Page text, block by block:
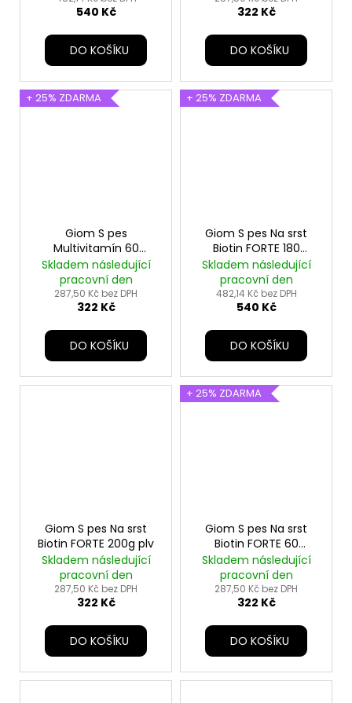
540 Kč
DO KOŠÍKU
322 Kč
DO KOŠÍKU
+ 25% ZDARMA
Giom S pes
Multivitamín 60
tbl+25% zdarma
Skladem následující
pracovní den
287,50 Kč bez DPH
322 Kč
DO KOŠÍKU
+ 25% ZDARMA
Giom S pes Na srst
Biotin FORTE 180
tbl+25% zdarma
Skladem následující
pracovní den
482,14 Kč bez DPH
540 Kč
DO KOŠÍKU
Giom S pes Na srst
Biotin FORTE 200g plv
Skladem následující
pracovní den
287,50 Kč bez DPH
322 Kč
DO KOŠÍKU
+ 25% ZDARMA
Giom S pes Na srst
Biotin FORTE 60
tbl+25% zdarma
Skladem následující
pracovní den
287,50 Kč bez DPH
322 Kč
DO KOŠÍKU